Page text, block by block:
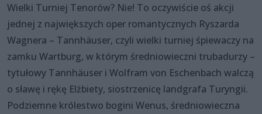
Wielki Turniej Tenorów? Nie! To oczywiście oś akcji
jednej z największych oper romantycznych Ryszarda
Wagnera – Tannhäuser, czyli wielki turniej śpiewaczy na
zamku Wartburg, w którym średniowieczni trubadurzy –
tytułowy Tannhäuser i Wolfram von Eschenbach walczą
o sławę i rękę Elżbiety, siostrzenicę landgrafa Turyngii.
Podziemne królestwo bogini Wenus, średniowieczna